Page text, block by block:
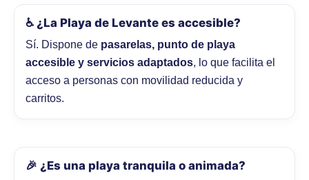
♿ ¿La Playa de Levante es accesible?
Sí. Dispone de pasarelas, punto de playa
accesible y servicios adaptados, lo que facilita el
acceso a personas con movilidad reducida y
carritos.
🎉 ¿Es una playa tranquila o animada?